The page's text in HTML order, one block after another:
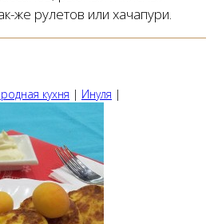
же рулетов или хачапури.
кухня | Инуля |